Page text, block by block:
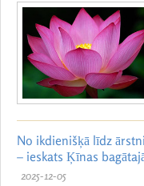
No ikdienišķā līdz
– ieskats Ķīnas
2025-12-05